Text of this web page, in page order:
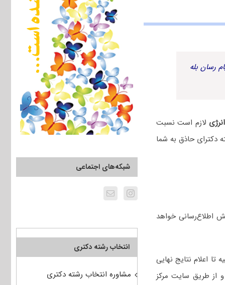
رسان بله
لازم است نسبت
دکترای حاذق به شما
اطلاع‌رسانی خواهد
اعلام نتایج نهایی
از طریق سایت مرکز
شبکه‌های اجتماعی
انتخاب رشته دکتری
مشاوره انتخاب رشته دکتری